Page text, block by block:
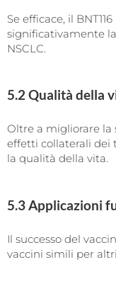
Se efficace, il
significativamente
NSCLC.
5.2 Qualità della
Oltre a migliorare la
effetti collaterali dei
la qualità della vita.
5.3 Applicazioni
Il successo del
vaccini simili per